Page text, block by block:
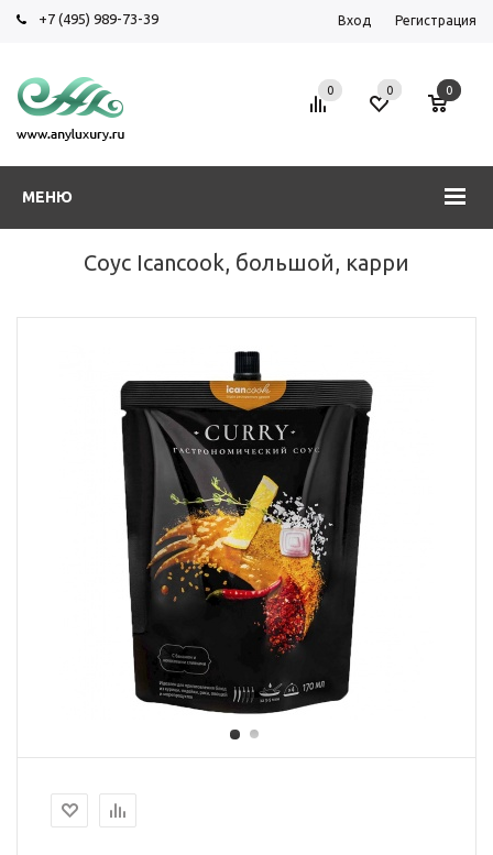
+7 (495) 989-73-39 Вход Регистрация
МЕНЮ
0 0 0
Соус Icancook, большой, карри